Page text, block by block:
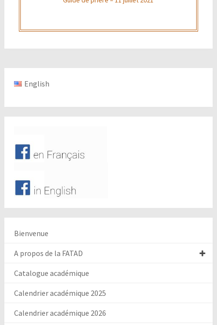
English
Bienvenue
A propos de la FATAD
Catalogue académique
Calendrier académique 2025
Calendrier académique 2026